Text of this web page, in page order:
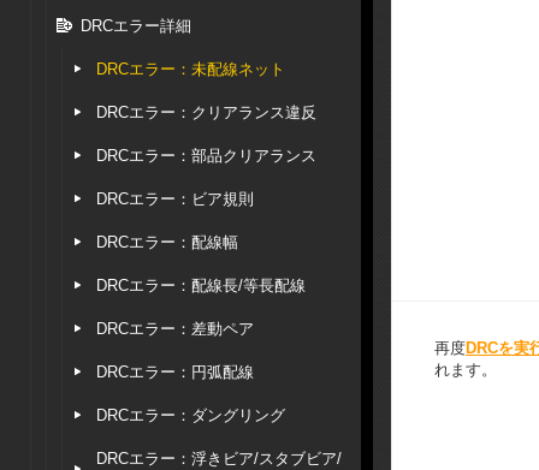
DRCエラー詳細
DRCエラー：未配線ネット
DRCエラー：クリアランス違反
DRCエラー：部品クリアランス
DRCエラー：ビア規則
DRCエラー：配線幅
DRCエラー：配線長/等長配線
DRCエラー：差動ペア
DRCエラー：円弧配線
DRCエラー：ダングリング
DRCエラー：浮きビア/スタブビア/
再度DRCを実
れます。